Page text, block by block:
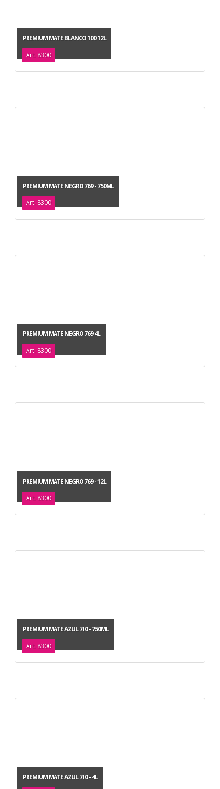
PREMIUM MATE BLANCO 100 12L
Art. 8300
PREMIUM MATE NEGRO 769 - 750ML
Art. 8300
PREMIUM MATE NEGRO 769 4L
Art. 8300
PREMIUM MATE NEGRO 769 - 12L
Art. 8300
PREMIUM MATE AZUL 710 - 750ML
Art. 8300
PREMIUM MATE AZUL 710 - 4L